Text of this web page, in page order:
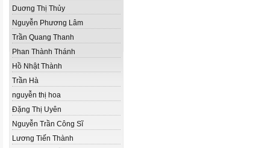
Duơng Thị Thủy
Nguyễn Phương Lâm
Trần Quang Thanh
Phan Thành Thánh
Hồ Nhật Thành
Trần Hà
nguyễn thị hoa
Đặng Thị Uyên
Nguyễn Trần Công Sĩ
Lương Tiến Thành